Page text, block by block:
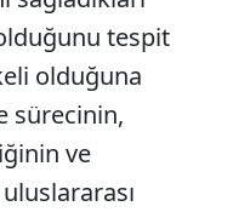
tespit
olduğuna
sürecinin,
ve